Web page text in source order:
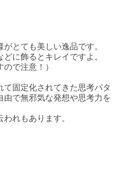
とても美しい逸品です。
に飾るとキレイですよ。
で注意！）
固定化されてきた思考パタ
で無邪気な発想や思考力を
れもあります。